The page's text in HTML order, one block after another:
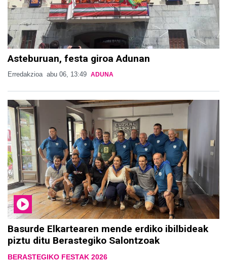
Asteburuan, festa giroa Adunan
Erredakzioa abu 06, 13:49 ADUNA
Basurde Elkartearen mende erdiko ibilbideak
piztu ditu Berastegiko Salontzoak
BERASTEGIKO FESTAK 2026